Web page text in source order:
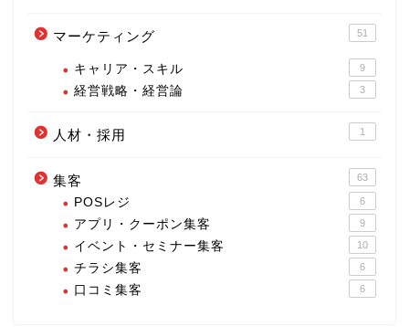
マーケティング 51
キャリア・スキル 9
経営戦略・経営論 3
人材・採用 1
集客 63
POSレジ 6
アプリ・クーポン集客 9
イベント・セミナー集客 10
チラシ集客 6
口コミ集客 6